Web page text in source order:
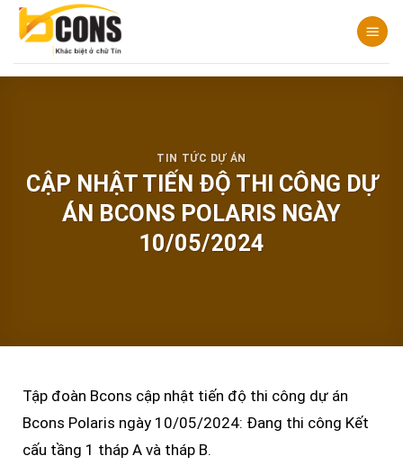
Chuyển
đến
nội
TIN TỨC DỰ ÁN
CẬP NHẬT TIẾN ĐỘ THI CÔNG DỰ
ÁN BCONS POLARIS NGÀY
10/05/2024
Tập đoàn Bcons cập nhật tiến độ thi công dự án
Bcons Polaris ngày 10/05/2024: Đang thi công Kết
cấu tầng 1 tháp A và tháp B.